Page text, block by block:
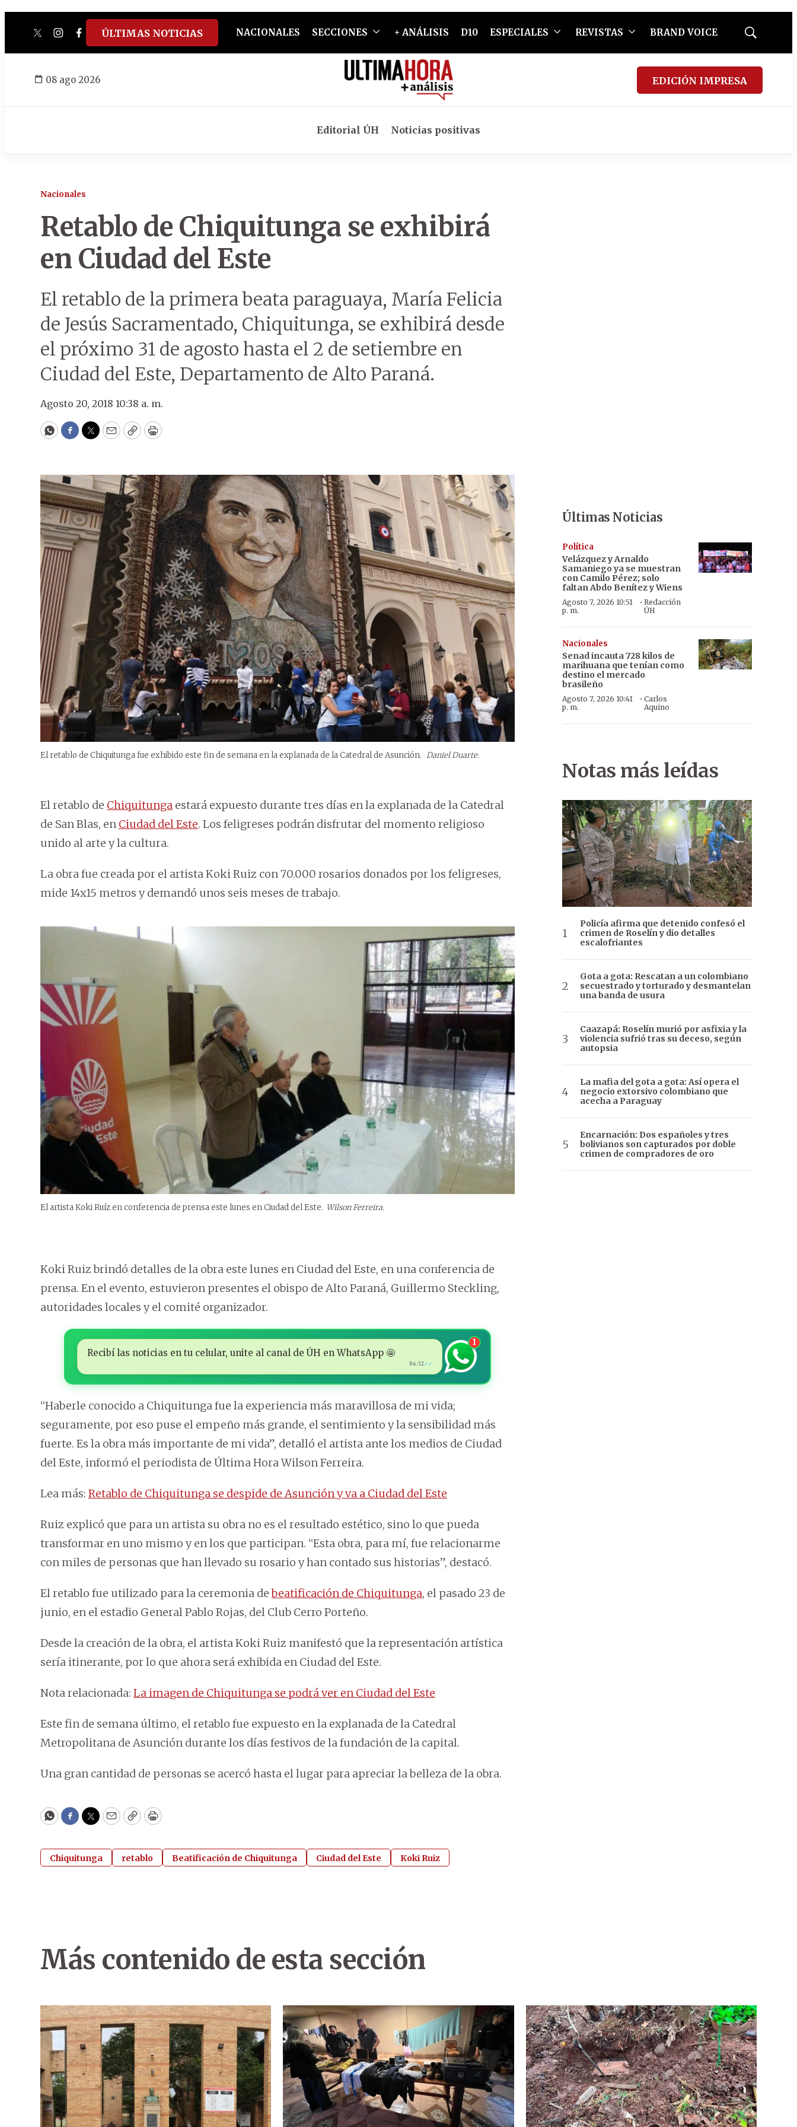
twitterinstagram
facebook
tiktokyoutube
spotify
ÚLTIMAS NOTICIAS NACIONALES SECCIONES + ANÁLISIS D10 ESPECIALES REVISTAS BRAND VOICE
Mostrar
08 ago 2026 EDICIÓN IMPRESA
Editorial ÚH Noticias positivas
Nacionales
Retablo de Chiquitunga se exhibirá
en Ciudad del Este
El retablo de la primera beata paraguaya, María Felicia
de Jesús Sacramentado, Chiquitunga, se exhibirá desde
el próximo 31 de agosto hasta el 2 de setiembre en
Ciudad del Este, Departamento de Alto Paraná.
Agosto 20, 2018 10:38 a. m.
WhatsApp
Facebook
Twitter
EmailCopyPrint
El retablo de Chiquitunga fue exhibido este fin de semana en la explanada de la Catedral de Asunción. Daniel Duarte.
El retablo de Chiquitunga estará expuesto durante tres días en la explanada de la Catedral
de San Blas, en Ciudad del Este. Los feligreses podrán disfrutar del momento religioso
unido al arte y la cultura.
La obra fue creada por el artista Koki Ruiz con 70.000 rosarios donados por los feligreses,
mide 14x15 metros y demandó unos seis meses de trabajo.
El artista Koki Ruíz en conferencia de prensa este lunes en Ciudad del Este. Wilson Ferreira.
Koki Ruiz brindó detalles de la obra este lunes en Ciudad del Este, en una conferencia de
prensa. En el evento, estuvieron presentes el obispo de Alto Paraná, Guillermo Steckling,
autoridades locales y el comité organizador.
Recibí las noticias en tu celular, unite al canal de ÚH en WhatsApp 🤩
06:32✓✓
1
“Haberle conocido a Chiquitunga fue la experiencia más maravillosa de mi vida;
seguramente, por eso puse el empeño más grande, el sentimiento y la sensibilidad más
fuerte. Es la obra más importante de mi vida”, detalló el artista ante los medios de Ciudad
del Este, informó el periodista de Última Hora Wilson Ferreira.
Lea más: Retablo de Chiquitunga se despide de Asunción y va a Ciudad del Este
Ruiz explicó que para un artista su obra no es el resultado estético, sino lo que pueda
transformar en uno mismo y en los que participan. “Esta obra, para mí, fue relacionarme
con miles de personas que han llevado su rosario y han contado sus historias”, destacó.
El retablo fue utilizado para la ceremonia debeatificación de Chiquitunga, el pasado 23 de
junio, en el estadio General Pablo Rojas, del Club Cerro Porteño.
Desde la creación de la obra, el artista Koki Ruiz manifestó que la representación artística
sería itinerante, por lo que ahora será exhibida en Ciudad del Este.
Nota relacionada: La imagen de Chiquitunga se podrá ver en Ciudad del Este
Este fin de semana último, el retablo fue expuesto en la explanada de la Catedral
Metropolitana de Asunción durante los días festivos de la fundación de la capital.
Una gran cantidad de personas se acercó hasta el lugar para apreciar la belleza de la obra.
WhatsApp
Facebook
Twitter
EmailCopyPrint
Chiquitunga retablo Beatificación de Chiquitunga Ciudad del Este Koki Ruiz
Últimas Noticias
Política
Velázquez y Arnaldo
Samaniego ya se muestran
con Camilo Pérez; solo
faltan Abdo Benítez y Wiens
Agosto 7, 2026 10:51
p. m.
·Redacción
ÚH
Nacionales
Senad incauta 728 kilos de
marihuana que tenían como
destino el mercado
brasileño
Agosto 7, 2026 10:41
p. m.
· Carlos
Aquino
Notas más leídas
Policía afirma que detenido confesó el
crimen de Roselín y dio detalles
escalofriantes
Gota a gota: Rescatan a un colombiano
secuestrado y torturado y desmantelan
una banda de usura
Caazapá: Roselín murió por asfixia y la
violencia sufrió tras su deceso, según
autopsia
La mafia del gota a gota: Así opera el
negocio extorsivo colombiano que
acecha a Paraguay
Encarnación: Dos españoles y tres
bolivianos son capturados por doble
crimen de compradores de oro
Más contenido de esta sección